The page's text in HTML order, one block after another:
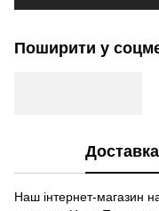
Поширити у
Доставка
Наш інтернет-магазин